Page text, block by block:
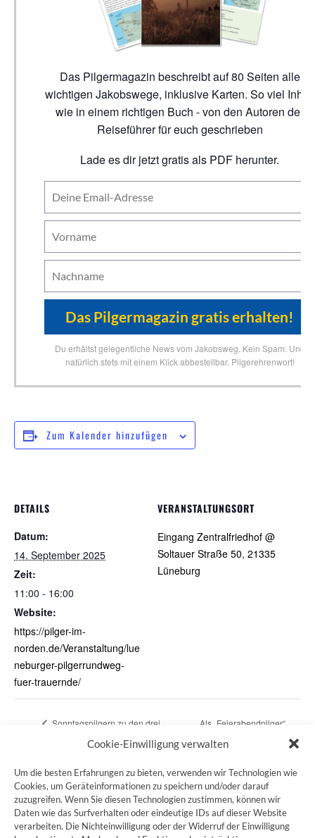
Cookie-Einwilligung verwalten
Um die besten Erfahrungen zu bieten, verwenden wir Technologien wie
Cookies, um Geräteinformationen zu speichern und/oder darauf
zuzugreifen. Wenn Sie diesen Technologien zustimmen, können wir
Daten wie das Surfverhalten oder eindeutige IDs auf dieser Website
verarbeiten. Die Nichteinwilligung oder der Widerruf der Einwilligung
Das Pilgermagazin beschreibt auf 80 Seiten alle
wichtigen Jakobswege, inklusive Karten. So viel Inhalt
wie in einem richtigen Buch - von den Autoren der
Reiseführer für euch geschrieben
Lade es dir jetzt gratis als PDF herunter.
Du erhältst gelegentliche News vom Jakobsweg. Kein Spam. Und
natürlich stets mit einem Klick abbestellbar. Pilgerehrenwort!
Zum Kalender hinzufügen
DETAILS
Datum:
14. September 2025
Zeit:
11:00 - 16:00
Website:
https://pilger-im-
norden.de/Veranstaltung/lue
neburger-pilgerrundweg-
fuer-trauernde/
VERANSTALTUNGSORT
Eingang Zentralfriedhof @
Soltauer Straße 50, 21335
Lüneburg
Sonntagspilgern zu den drei
Gotteshäusern am 14.09.
Als „Feierabendpilger“
durch Trier-Süd
ZUM JAKOBSWEG SHOP